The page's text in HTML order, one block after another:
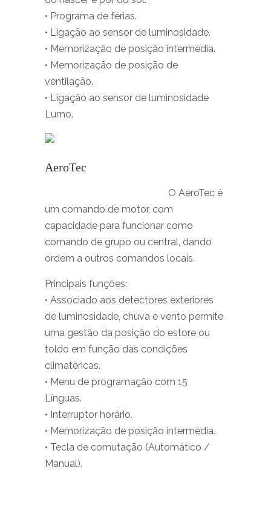
• Programa de férias.
• Ligação ao sensor de luminosidade.
• Memorização de posição intermédia.
• Memorização de posição de
ventilação.
• Ligação ao sensor de luminosidade
Lumo.
AeroTec
O AeroTec é
um comando de motor, com
capacidade para funcionar como
comando de grupo ou central, dando
ordem a outros comandos locais.
Principais funções:
• Associado aos detectores exteriores
de luminosidade, chuva e vento permite
uma gestão da posição do estore ou
toldo em função das condições
climatéricas.
• Menu de programação com 15
Línguas.
• Interruptor horário.
• Memorização de posição intermédia.
• Tecla de comutação (Automático /
Manual).